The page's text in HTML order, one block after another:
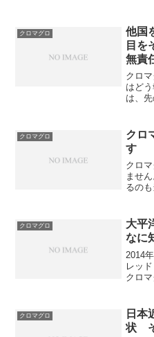
クロマグロ
他国
目を
無責
クロ
はど
は、
（
渉決
クロマグロ
クロ
す
クロ
ませ
るの
南（
定し
クロマグロ
大平
なに
2014
レッ
クロ
示す
いっ
クロマグロ
日本
状